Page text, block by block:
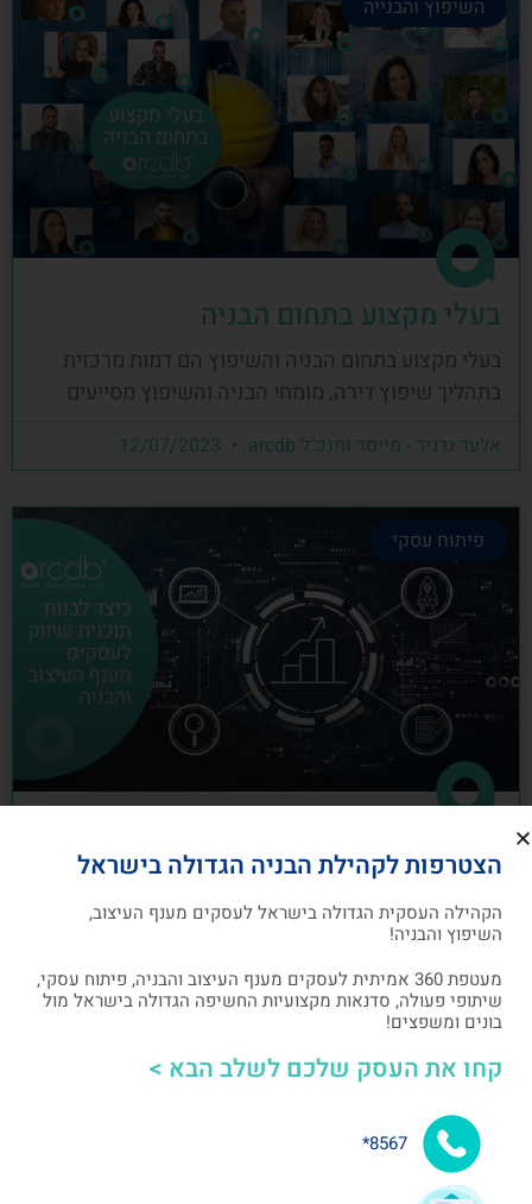
השיפוץ והבנייה
בעלי מקצוע בתחום הבניה
בעלי מקצוע בתחום הבניה והשיפוץ הם דמות מרכזית
בתהליך שיפוץ דירה, מומחי הבניה והשיפוץ מסייעים
אלעד גרגיר - מייסד ומנכ"ל arcdb
פיתוח עסקי
כיצד לבנות תוכנית שיווק לעסקים מענף
העיצוב והבניה
תוכנית שיווק הנה תוכנית כתובה, המהווה מפת דרכים
אלעד גרגיר - מייסד ומנכ"ל arcdb 05/07/2023
הצטרפות לקהילת הבניה הגדולה בישראל
הקהילה העסקית הגדולה בישראל לעסקים מענף העיצוב,
השיפוץ והבניה!
מעטפת 360 אמיתית לעסקים מענף העיצוב והבניה, פיתוח עסקי,
שיתופי פעולה, סדנאות מקצועיות החשיפה הגדולה בישראל מול
בונים ומשפצים!
קחו את העסק שלכם לשלב הבא >
8567*